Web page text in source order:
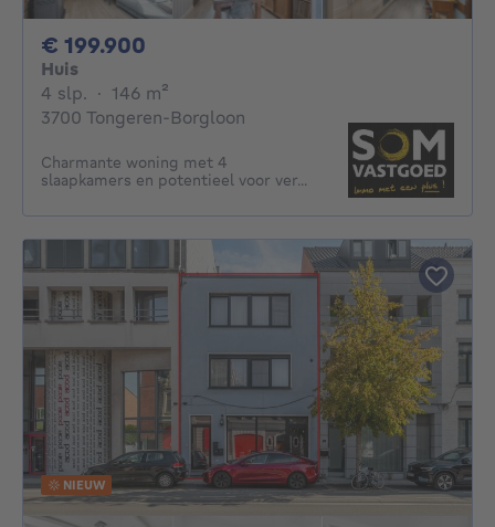
€ 199.900
Huis
4 slp. 4 slaapkamers
· 146 m²
3700 Tongeren-Borgloon
Charmante woning met 4
slaapkamers en potentieel voor ver...
NIEUW